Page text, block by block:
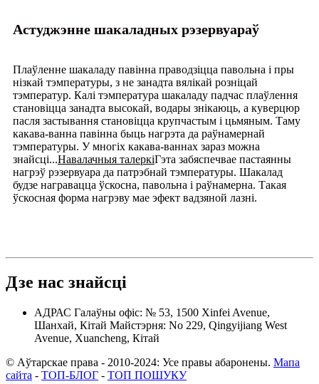
Астуджэнне шакаладных рэзервуараў
Плаўленне шакаладу павінна праводзіцца павольна і пры
нізкай тэмпературы, з не занадта вялікай розніцай
тэмператур. Калі тэмпература шакаладу падчас плаўлення
становіцца занадта высокай, водары знікаюць, а куверцюр
пасля застывання становіцца крупчастым і цьмяным. Таму
какава-ванна павінна быць нагрэта да раўнамернай
тэмпературы. У многіх какава-ваннах зараз можна
знайсці...Навалачныя талеркіГэта забяспечвае пастаянны
нагрэў рэзервуара да патрэбнай тэмпературы. Шакалад
будзе награвацца ўскосна, павольна і раўнамерна. Такая
ўскосная форма нагрэву мае эфект вадзяной лазні.
Дзе нас знайсці
АДРАС Галаўны офіс: № 53, 1500 Xinfei Avenue,
Шанхай, Кітай Майстэрня: No 229, Qingyijiang West
Avenue, Xuancheng, Кітай
© Аўтарскае права - 2010-2024: Усе правы абаронены. Мапа
сайта - ТОП-БЛОГ - ТОП ПОШУКУ